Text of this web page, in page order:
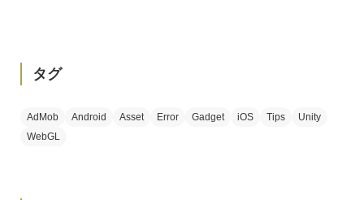
タグ
AdMob Android Asset Error Gadget iOS Tips
Unity
WebGL